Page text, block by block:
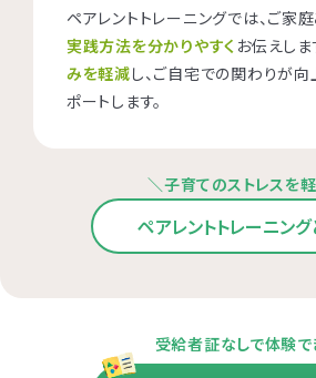
ペアレントトレーニングでは、ご家
実践方法を分かりやすく お伝えしま
みを軽減し、ご自宅での関わりが
ポートします。
＼子育てのストレスを
ペアレントトレーニン
受給者証なしで体験で